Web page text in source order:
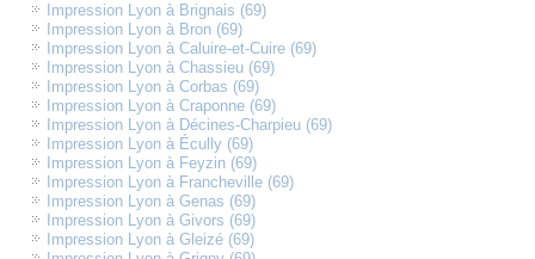
Impression Lyon à Brignais (69)
Impression Lyon à Bron (69)
Impression Lyon à Caluire-et-Cuire (69)
Impression Lyon à Chassieu (69)
Impression Lyon à Corbas (69)
Impression Lyon à Craponne (69)
Impression Lyon à Décines-Charpieu (69)
Impression Lyon à Écully (69)
Impression Lyon à Feyzin (69)
Impression Lyon à Francheville (69)
Impression Lyon à Genas (69)
Impression Lyon à Givors (69)
Impression Lyon à Gleizé (69)